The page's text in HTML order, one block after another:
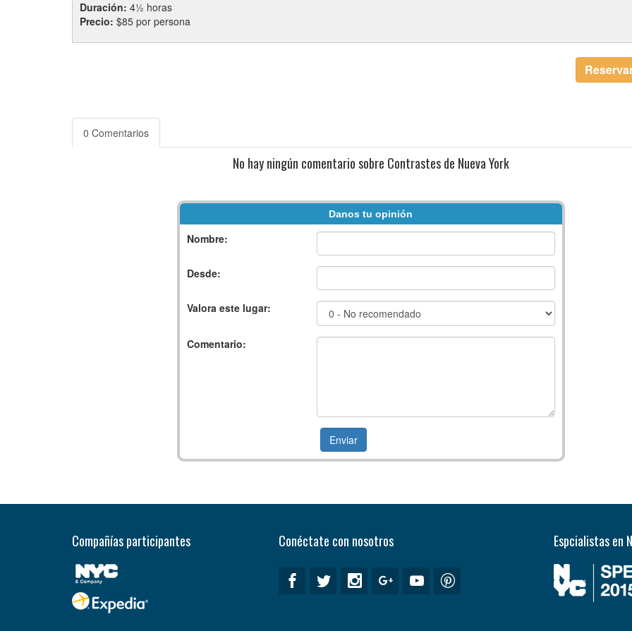
Duración: 4½ horas
Precio: $85 por persona
0 Comentarios
No hay ningún comentario sobre Contrastes de Nueva York
Danos tu opinión
Nombre:
Desde:
Valora este lugar:
Comentario:
Compañías participantes Conéctate con nosotros Espcialistas en